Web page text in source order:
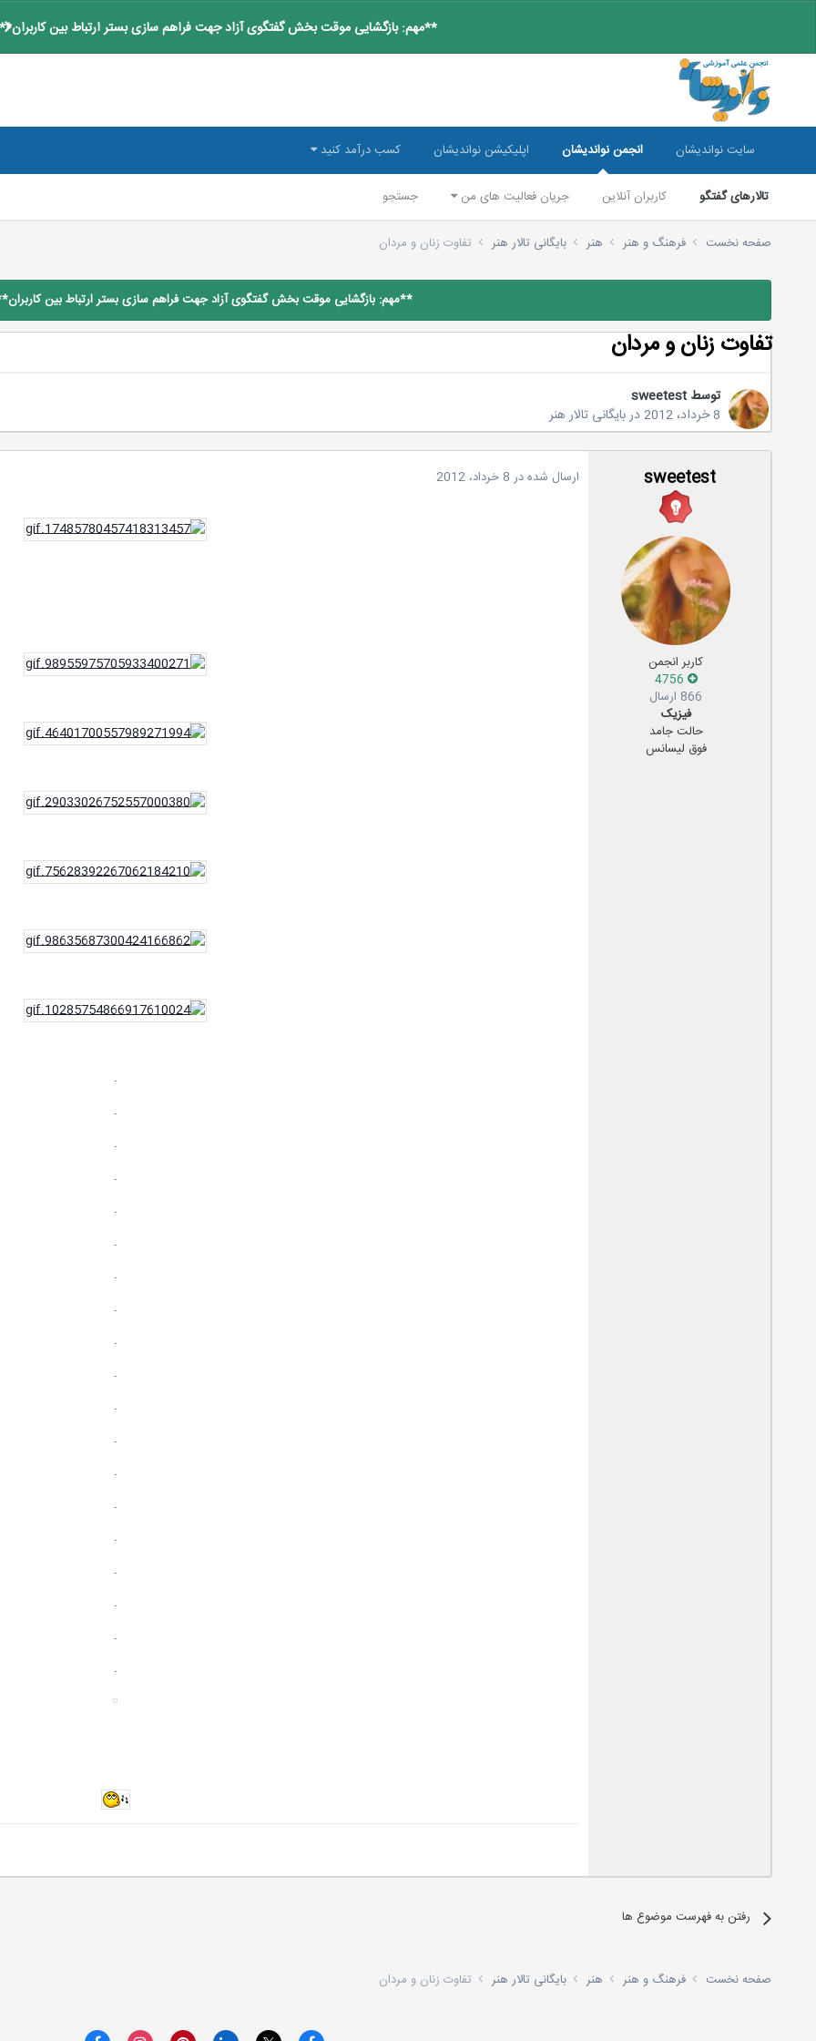
**مهم: بازگشایی موقت بخش گفتگوی آزاد جهت فراهم سازی بستر ارتباط بین کاربران**
سایت نواندیشان انجمن نواندیشان
تالارهای گفتگو کاربران آنلاین جریان فعالیت های من جستجو
اپلیکیشن نواندیشان کسب درآمد کنید
صفحه نخست فرهنگ و هنر هنر بایگانی تالار هنر تفاوت زنان و مردان
**مهم: بازگشایی موقت بخش گفتگوی آزاد جهت فراهم سازی بستر ارتباط بین
تفاوت زنان و مردان
توسط sweetest
8 خرداد، 2012
دربایگانی تالار هنر
sweetest
کاربر انجمن
866 ارسال
فیزیک
حالت جامد
فوق لیسانس
ارسال شده در 8 خرداد، 2012
.
.
.
.
.
.
.
.
.
.
.
.
.
.
.
.
.
.
.
رفتن به فهرست موضوع ها
صفحه نخست فرهنگ و هنر هنر بایگانی تالار هنر تفاوت زنان و مردان